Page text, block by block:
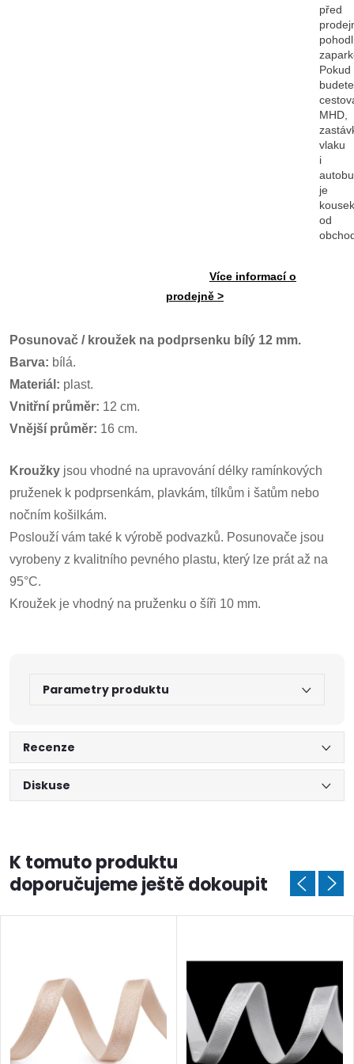
Posunovač / kroužek na podprsenku bílý 12 mm.
Barva: bílá.
Materiál: plast.
Vnitřní průměr: 12 cm.
Vnější průměr: 16 cm.
Kroužky jsou vhodné na upravování délky ramínkových
pruženek k podprsenkám, plavkám, tílkům i šatům nebo
nočním košilkám.
Poslouží vám také k výrobě podvazků. Posunovače jsou
vyrobeny z kvalitního pevného plastu, který lze prát až na
95°C.
Kroužek je vhodný na pruženku o šíři 10 mm.
před
Pokud
budete
MHD,
vlaku
i
je
kousek
od
Více informací o
prodejně >
Parametry produktu
Recenze
Diskuse
K tomuto produktu
doporučujeme ještě dokoupit